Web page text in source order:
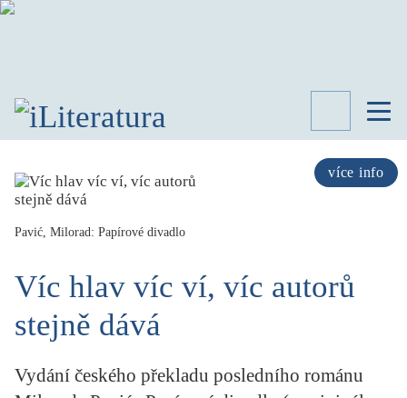
více info
SPISOVATELÉ
LITERATURY
PŘEHLED
PORTRÉT
Pavić, Milorad: Papírové divadlo
Víc hlav víc ví, víc autorů
stejně dává
Vydání českého překladu posledního románu